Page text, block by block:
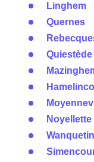
Linghem
Quernes
Quiestède
Noyellette
Wanquetin